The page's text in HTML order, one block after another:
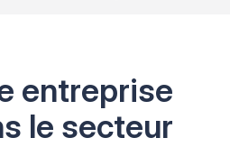
entreprise
le secteur